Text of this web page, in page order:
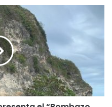
muy
sido
Este
el MAPR
altos
a nivel
sirve como un
en el cual la